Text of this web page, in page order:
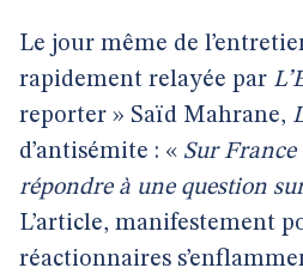
Le jour même de
rapidement relayée par
reporter » Saïd Mahrane,
d’antisémite : « Sur France
répondre à une question
L’article, manifestement
réactionnaires